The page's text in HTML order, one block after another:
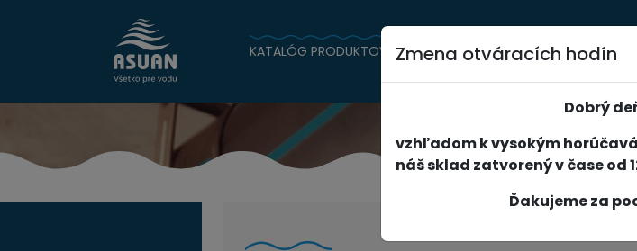
KATALÓG PRODUKTOV AKCIE NOVINKY SPOLOČNOSŤ
Zmena otváracích hodín
Dobrý
vzhľadom k vysokým
náš sklad zatvorený v čase od
Ďakujeme za